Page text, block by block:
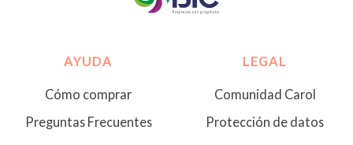
AYUDA
Cómo comprar
Preguntas Frecuentes
LEGAL
Comunidad Carol
Protección de datos